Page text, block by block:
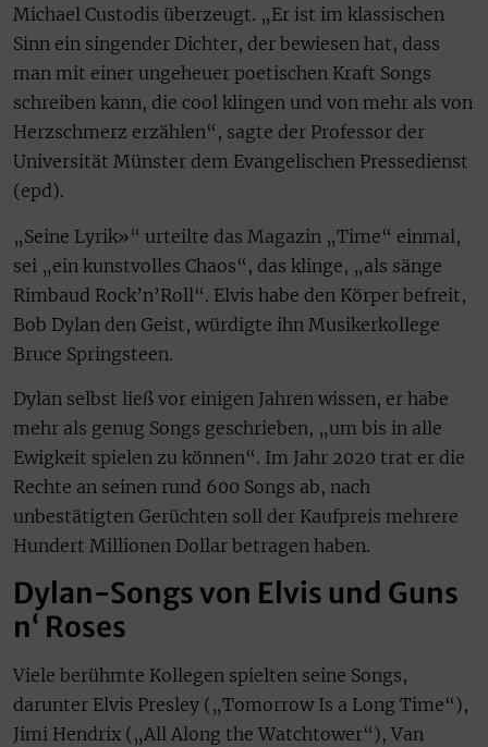
Michael Custodis überzeugt. „Er ist im klassischen
Sinn ein singender Dichter, der bewiesen hat, dass
man mit einer ungeheuer poetischen Kraft Songs
schreiben kann, die cool klingen und von mehr als von
Herzschmerz erzählen“, sagte der Professor der
Universität Münster dem Evangelischen Pressedienst
(epd).
„Seine Lyrik»“ urteilte das Magazin „Time“ einmal,
sei „ein kunstvolles Chaos“, das klinge, „als sänge
Rimbaud Rock’n’Roll“. Elvis habe den Körper befreit,
Bob Dylan den Geist, würdigte ihn Musikerkollege
Bruce Springsteen.
Dylan selbst ließ vor einigen Jahren wissen, er habe
mehr als genug Songs geschrieben, „um bis in alle
Ewigkeit spielen zu können“. Im Jahr 2020 trat er die
Rechte an seinen rund 600 Songs ab, nach
unbestätigten Gerüchten soll der Kaufpreis mehrere
Hundert Millionen Dollar betragen haben.
Dylan-Songs von Elvis und Guns
n‘ Roses
Viele berühmte Kollegen spielten seine Songs,
darunter Elvis Presley („Tomorrow Is a Long Time“),
Jimi Hendrix („All Along the Watchtower“), Van